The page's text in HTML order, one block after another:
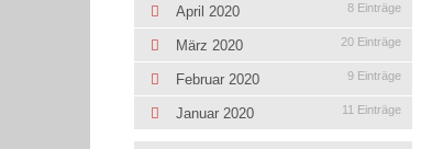
April 2020 8 Einträge
März 2020 20 Einträge
Februar 2020 9 Einträge
Januar 2020 11 Einträge